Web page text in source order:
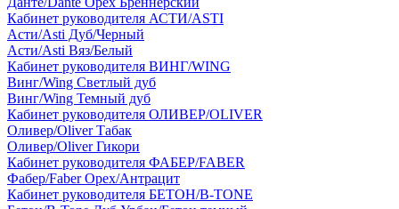
Кабинет руководителя АСТИ/ASTI
Асти/Asti Дуб/Черный
Асти/Asti Вяз/Белый
Кабинет руководителя ВИНГ/WING
Винг/Wing Светлый дуб
Винг/Wing Темный дуб
Кабинет руководителя ОЛИВЕР/OLIVER
Оливер/Oliver Табак
Оливер/Oliver Гикори
Кабинет руководителя ФАБЕР/FABER
Фабер/Faber Орех/Антрацит
Кабинет руководителя БЕТОН/B-TONE